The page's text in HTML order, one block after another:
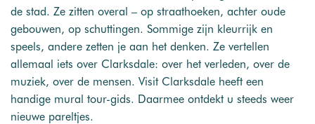
de stad. Ze zitten overal – op straathoeken, achter oude
gebouwen, op schuttingen. Sommige zijn kleurrijk en
speels, andere zetten je aan het denken. Ze vertellen
allemaal iets over Clarksdale: over het verleden, over de
muziek, over de mensen. Visit Clarksdale heeft een
handige mural tour-gids. Daarmee ontdekt u steeds weer
nieuwe pareltjes.